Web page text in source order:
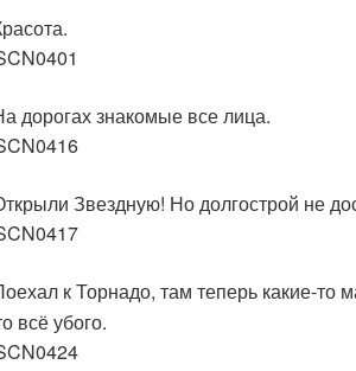
дорогах знакомые все лица.
Звездную! Но долгострой не
к Торнадо, там теперь какие-то
всё убого.